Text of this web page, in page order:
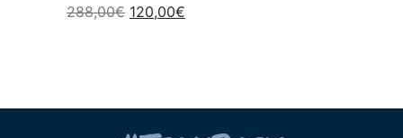
288,00€ Le prix initial était : 288,00€.
120,00€